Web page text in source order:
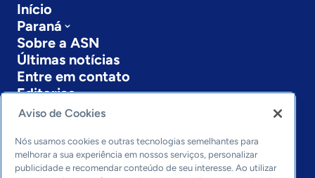
Início
Paraná
Sobre a ASN
Últimas notícias
Entre em contato
Editorias
Economia & Política
Inovação & Tecnologia
Cultura empreendedora
Dados
Aviso de Cookies
Nós usamos cookies e outras tecnologias semelhantes para
melhorar a sua experiência em nossos serviços, personalizar
publicidade e recomendar conteúdo de seu interesse. Ao utilizar